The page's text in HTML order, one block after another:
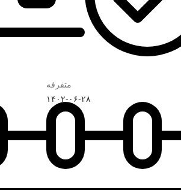
متفرفه
۱۴۰۲-۰۶-۲۸